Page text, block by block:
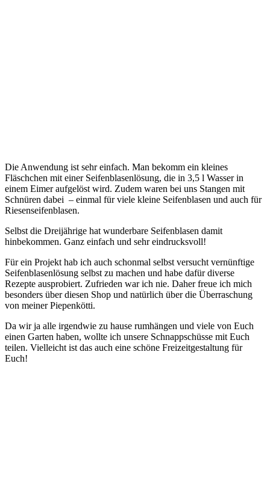
Die Anwendung ist sehr einfach. Man bekomm ein kleines
Fläschchen mit einer Seifenblasenlösung, die in 3,5 l Wasser in
einem Eimer aufgelöst wird. Zudem waren bei uns Stangen mit
Schnüren dabei – einmal für viele kleine Seifenblasen und auch für
Riesenseifenblasen.
Selbst die Dreijährige hat wunderbare Seifenblasen damit
hinbekommen. Ganz einfach und sehr eindrucksvoll!
Für ein Projekt hab ich auch schonmal selbst versucht vernünftige
Seifenblasenlösung selbst zu machen und habe dafür diverse
Rezepte ausprobiert. Zufrieden war ich nie. Daher freue ich mich
besonders über diesen Shop und natürlich über die Überraschung
von meiner Piepenkötti.
Da wir ja alle irgendwie zu hause rumhängen und viele von Euch
einen Garten haben, wollte ich unsere Schnappschüsse mit Euch
teilen. Vielleicht ist das auch eine schöne Freizeitgestaltung für
Euch!